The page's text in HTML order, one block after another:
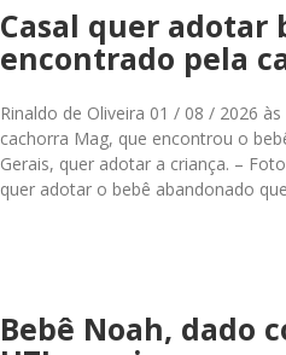
Casal quer adotar
encontrado pela
Rinaldo de Oliveira 01 / 08 / 2026
cachorra Mag, que encontrou o
Gerais, quer adotar a criança. –
quer adotar o bebê abandonado
Bebê Noah, dado